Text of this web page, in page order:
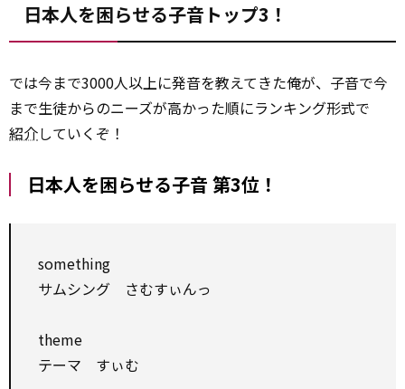
日本人を困らせる子音トップ3！
では今まで3000人以上に発音を教えてきた俺が、子音で今
まで生徒からのニーズが高かった順にランキング形式で
紹介していくぞ！
日本人を困らせる子音 第3位！
something
サムシング さむすぃんっ
theme
テーマ すぃむ